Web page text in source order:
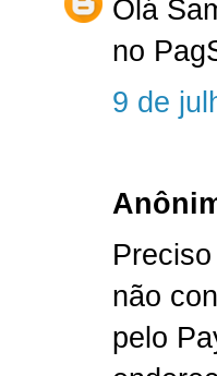
Olá
no
9 de
não
pelo